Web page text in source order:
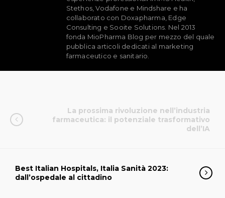
Stethos, Vodafone e Mindshare e ha
collaborato con Doxapharma, Edge
Consulting e Sooite Solutions. Nel 2013
fonda MioPharma Blog per mezzo del quale
pubblica articoli dedicati al marketing
farmaceutico e sanitario.
La prossima rivoluzione nell’industria
farmaceutica: il potenziale trasformativo
dell’IA
Best Italian Hospitals, Italia Sanità 2023:
dall’ospedale al cittadino